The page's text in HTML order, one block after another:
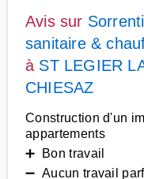
Avis sur
sanitaire &
à ST LEGIER
CHIESAZ
Construction d'un
appartements
➕ Bon travail
➖ Aucun travail